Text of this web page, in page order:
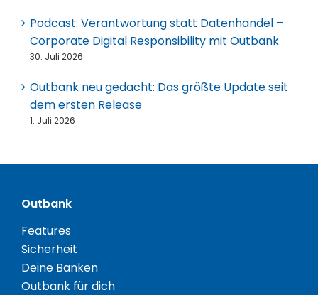
Podcast: Verantwortung statt Datenhandel –
Corporate Digital Responsibility mit Outbank
30. Juli 2026
Outbank neu gedacht: Das größte Update seit
dem ersten Release
1. Juli 2026
Outbank
Features
Sicherheit
Deine Banken
Outbank für dich